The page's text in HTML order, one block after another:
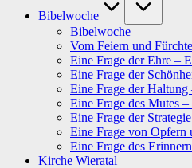
Bibelwoche
Bibelwoche
Vom Feiern und
Eine Frage der Ehre –
Eine Frage der
Eine Frage der Haltung
Eine Frage des Mutes
Eine Frage der
Eine Frage von Opfern
Eine Frage des
Kirche Wieratal